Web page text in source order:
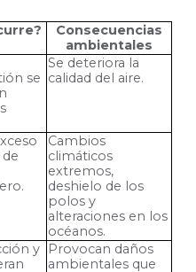
Consecuencias
ambientales
se
Se deteriora la
calidad del aire.
de
Cambios
climáticos
extremos,
deshielo de los
polos y
alteraciones en los
océanos.
y
Provocan daños
ambientales que